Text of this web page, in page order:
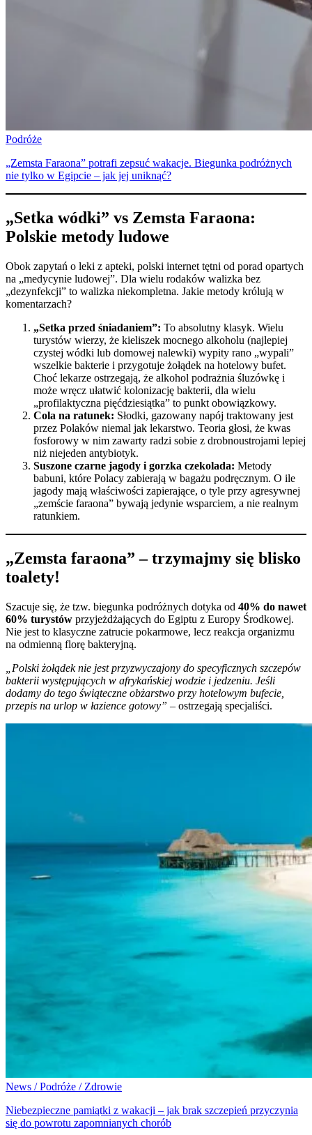
Podróże
„Zemsta Faraona” potrafi zepsuć wakacje. Biegunka podróżnych
nie tylko w Egipcie – jak jej uniknąć?
„Setka wódki” vs Zemsta Faraona:
Polskie metody ludowe
Obok zapytań o leki z apteki, polski internet tętni od porad opartych
na „medycynie ludowej”. Dla wielu rodaków walizka bez
„dezynfekcji” to walizka niekompletna. Jakie metody królują w
komentarzach?
„Setka przed śniadaniem”: To absolutny klasyk. Wielu
turystów wierzy, że kieliszek mocnego alkoholu (najlepiej
czystej wódki lub domowej nalewki) wypity rano „wypali”
wszelkie bakterie i przygotuje żołądek na hotelowy bufet.
Choć lekarze ostrzegają, że alkohol podrażnia śluzówkę i
może wręcz ułatwić kolonizację bakterii, dla wielu
„profilaktyczna pięćdziesiątka” to punkt obowiązkowy.
Cola na ratunek: Słodki, gazowany napój traktowany jest
przez Polaków niemal jak lekarstwo. Teoria głosi, że kwas
fosforowy w nim zawarty radzi sobie z drobnoustrojami lepiej
niż niejeden antybiotyk.
Suszone czarne jagody i gorzka czekolada: Metody
babuni, które Polacy zabierają w bagażu podręcznym. O ile
jagody mają właściwości zapierające, o tyle przy agresywnej
„zemście faraona” bywają jedynie wsparciem, a nie realnym
ratunkiem.
„Zemsta faraona” – trzymajmy się blisko
toalety!
Szacuje się, że tzw. biegunka podróżnych dotyka od 40% do nawet
60% turystów przyjeżdżających do Egiptu z Europy Środkowej.
Nie jest to klasyczne zatrucie pokarmowe, lecz reakcja organizmu
na odmienną florę bakteryjną.
„Polski żołądek nie jest przyzwyczajony do specyficznych szczepów
bakterii występujących w afrykańskiej wodzie i jedzeniu. Jeśli
dodamy do tego świąteczne obżarstwo przy hotelowym bufecie,
przepis na urlop w łazience gotowy” – ostrzegają specjaliści.
News / Podróże / Zdrowie
Niebezpieczne pamiątki z wakacji – jak brak szczepień przyczynia
się do powrotu zapomnianych chorób